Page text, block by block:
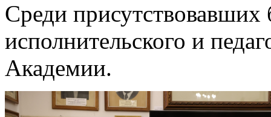
Среди присутствовавших
исполнительского и
Академии.